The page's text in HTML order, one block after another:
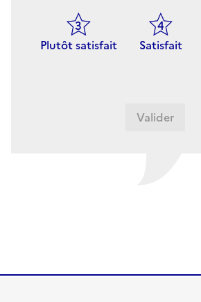
Plutôt satisfait Satisfait